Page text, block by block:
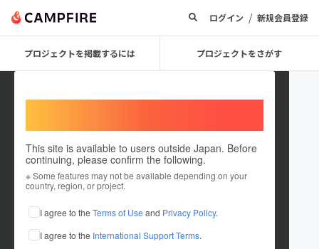
ログイン / 新規会員登録
プロジェクトを掲載するには プロジェクトをさがす
This site is available to users outside Japan. Before
continuing, please confirm the following.
※ Some features may not be available depending on your
country, region, or project.
I agree to the Terms of Use and Privacy Policy.
I agree to the International Support Terms.
Eriko Yorino_POWERFUL
これまでに30回支援して1件のプロジェクトを投稿しています
在住国：日本 現在地：宮城県